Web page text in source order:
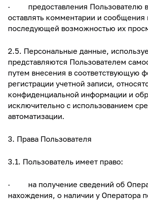
· предоставления Пользователю
оставлять комментарии и сообщения
последующей возможностью их
2.5. Персональные данные,
представляются Пользователем
путем внесения в соответствующую
регистрации учетной записи,
конфиденциальной информации и
исключительно с использованием
автоматизации.
3. Права Пользователя
3.1. Пользователь имеет право:
· на получение сведений об
нахождения, о наличии у Оператора